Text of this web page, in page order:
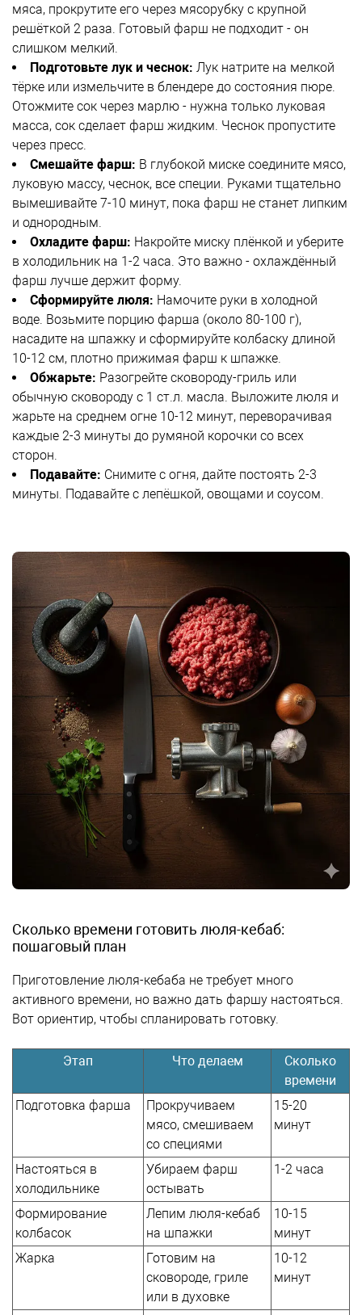
мяса, прокрутите его через мясорубку с крупной
решёткой 2 раза. Готовый фарш не подходит - он
слишком мелкий.
Подготовьте лук и чеснок: Лук натрите на мелкой
тёрке или измельчите в блендере до состояния пюре.
Отожмите сок через марлю - нужна только луковая
масса, сок сделает фарш жидким. Чеснок пропустите
через пресс.
Смешайте фарш: В глубокой миске соедините мясо,
луковую массу, чеснок, все специи. Руками тщательно
вымешивайте 7-10 минут, пока фарш не станет липким
и однородным.
Охладите фарш: Накройте миску плёнкой и уберите
в холодильник на 1-2 часа. Это важно - охлаждённый
фарш лучше держит форму.
Сформируйте люля: Намочите руки в холодной
воде. Возьмите порцию фарша (около 80-100 г),
насадите на шпажку и сформируйте колбаску длиной
10-12 см, плотно прижимая фарш к шпажке.
Обжарьте: Разогрейте сковороду-гриль или
обычную сковороду с 1 ст.л. масла. Выложите люля и
жарьте на среднем огне 10-12 минут, переворачивая
каждые 2-3 минуты до румяной корочки со всех
сторон.
Подавайте: Снимите с огня, дайте постоять 2-3
минуты. Подавайте с лепёшкой, овощами и соусом.
Сколько времени готовить люля-кебаб:
пошаговый план
Приготовление люля-кебаба не требует много
активного времени, но важно дать фаршу настояться.
Вот ориентир, чтобы спланировать готовку.
Этап Что делаем
Сколько
времени
Подготовка фарша
Прокручиваем
мясо, смешиваем
со специями
15-20
минут
Настояться в
холодильнике
Убираем фарш
остывать
1-2 часа
Формирование
колбасок
Лепим люля-кебаб
на шпажки
10-15
минут
Жарка
Готовим на
сковороде, гриле
или в духовке
10-12
минут